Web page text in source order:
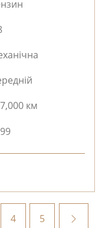
км
4 5